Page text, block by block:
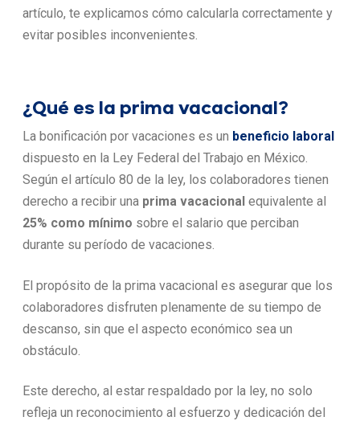
artículo, te explicamos cómo calcularla correctamente y
evitar posibles inconvenientes.
¿Qué es la prima vacacional?
La bonificación por vacaciones es un beneficio laboral
dispuesto en la Ley Federal del Trabajo en México.
Según el artículo 80 de la ley, los colaboradores tienen
derecho a recibir una prima vacacional equivalente al
25% como mínimo sobre el salario que perciban
durante su período de vacaciones.
El propósito de la prima vacacional es asegurar que los
colaboradores disfruten plenamente de su tiempo de
descanso, sin que el aspecto económico sea un
obstáculo.
Este derecho, al estar respaldado por la ley, no solo
refleja un reconocimiento al esfuerzo y dedicación del